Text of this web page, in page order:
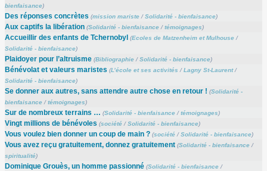
bienfaisance)
Des réponses concrètes (mission mariste/Solidarité - bienfaisance)
Aux captifs la libération (Solidarité - bienfaisance/témoignages)
Accueillir des enfants de Tchernobyl (Ecoles de Matzenheim et Mulhouse/
Solidarité - bienfaisance)
Plaidoyer pour l’altruisme (Bibliographie/Solidarité - bienfaisance)
Bénévolat et valeurs maristes (L’école et ses activités /Lagny St-Laurent/
Solidarité - bienfaisance)
Se donner aux autres, sans attendre autre chose en retour ! (Solidarité -
bienfaisance/témoignages)
Sur de nombreux terrains … (Solidarité - bienfaisance/témoignages)
Vingt millions de bénévoles (société/Solidarité - bienfaisance)
Vous voulez bien donner un coup de main ? (société/Solidarité - bienfaisance)
Vous avez reçu gratuitement, donnez gratuitement (Solidarité - bienfaisance/
spiritualité)
Dominique Grouès, un homme passionné (Solidarité - bienfaisance/